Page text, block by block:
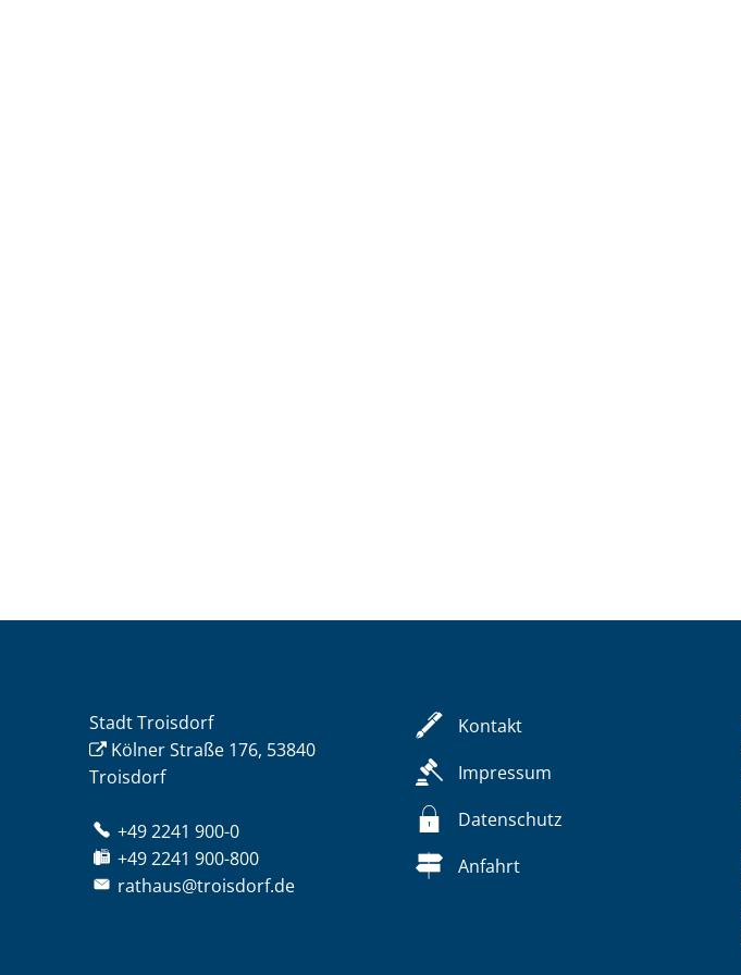
Stadt Troisdorf
Kölner Straße 176, 53840
Troisdorf
+49 2241 900-0
+49 2241 900-800
rathaus@troisdorf.de
Kontakt
Impressum
Datenschutz
Anfahrt